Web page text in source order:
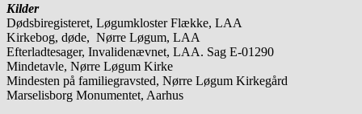
Kilder
Dødsbiregisteret, Løgumkloster Flække, LAA
Kirkebog, døde, Nørre Løgum, LAA
Efterladtesager, Invalidenævnet, LAA. Sag E-01290
Mindetavle, Nørre Løgum Kirke
Mindesten på familiegravsted, Nørre Løgum Kirkegård
Marselisborg Monumentet, Aarhus